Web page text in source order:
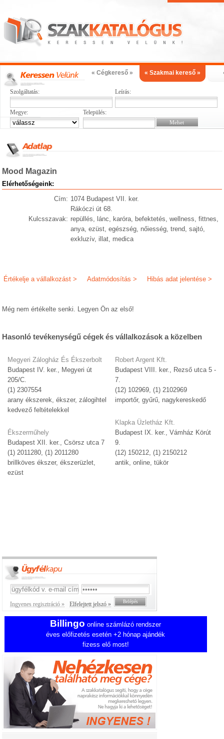
« Cégkereső » « Szakmai kereső »
Szolgáltatás: Leírás:
Megye: Település:
Mood Magazin
Elérhetőségeink:
Cím: 1074 Budapest VII. ker.
Rákóczi út 68.
Kulcsszavak: repüllés, lánc, karóra, befektetés, wellness, fittnes,
anya, ezüst, egészség, nőiesség, trend, sajtó,
exkluzív, illat, medica
Hibás adat jelentése >
Adatmódosítás >
Értékelje a vállalkozást >
Még nem értékelte senki. Legyen Ön az első!
Hasonló tevékenységű cégek és vállalkozások a közelben
Megyeri Zálogház És Ékszerbolt
Budapest IV. ker., Megyeri út
205/C.
(1) 2307554
arany ékszerek, ékszer, zálogihtel
kedvező feltételekkel
Ékszerműhely
Budapest XII. ker., Csörsz utca 7
(1) 2011280, (1) 2011280
brillköves ékszer, ékszerüzlet,
ezüst
Robert Argent Kft.
Budapest VIII. ker., Rezső utca 5 -
7.
(12) 102969, (1) 2102969
importőr, gyűrű, nagykereskedő
Klapka Üzletház Kft.
Budapest IX. ker., Vámház Körút
9.
(12) 150212, (1) 2150212
antik, online, tükör
Ingyenes regisztráció » Elfelejtett jelszó »
Billingo online számlázó rendszer
éves előfizetés esetén +2 hónap ajándék
fizess elő most!